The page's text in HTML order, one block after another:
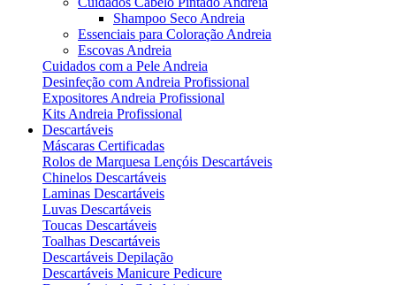
Shampoo Seco Andreia
Essenciais para Coloração Andreia
Escovas Andreia
Cuidados com a Pele Andreia
Desinfeção com Andreia Profissional
Expositores Andreia Profissional
Kits Andreia Profissional
Descartáveis
Máscaras Certificadas
Rolos de Marquesa Lençóis Descartáveis
Chinelos Descartáveis
Laminas Descartáveis
Luvas Descartáveis
Toucas Descartáveis
Toalhas Descartáveis
Descartáveis Depilação
Descartáveis Manicure Pedicure